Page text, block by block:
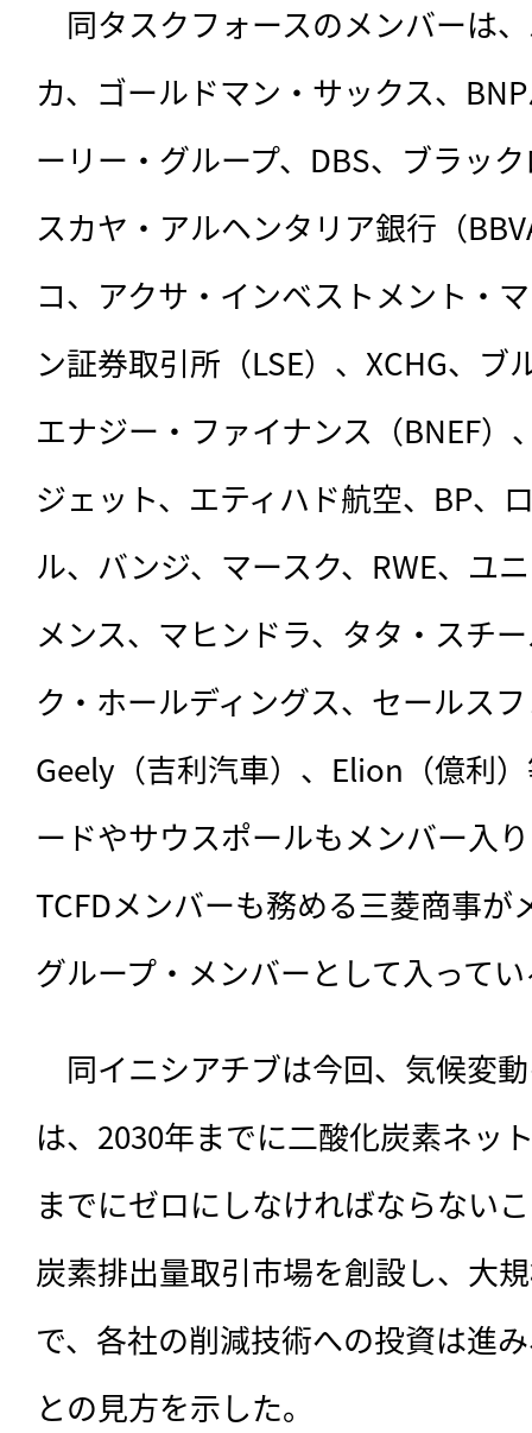
同タスクフォースのメンバーは
カ、ゴールドマン・サックス、
ーリー・グループ、DBS、ブラッ
スカヤ・アルヘンタリア銀行（
コ、アクサ・インベストメント・
ン証券取引所（LSE）、XCHG、ブ
エナジー・ファイナンス（BNEF）
ジェット、エティハド航空、BP、
ル、バンジ、マースク、RWE、ユ
メンス、マヒンドラ、タタ・スチ
ク・ホールディングス、セールス
Geely（吉利汽車）、Elion（億利
ードやサウスポールもメンバー入
TCFDメンバーも務める三菱商事が
グループ・メンバーとして入って
同イニシアチブは今回、気候変
は、2030年までに二酸化炭素ネッ
までにゼロにしなければならない
炭素排出量取引市場を創設し、大
で、各社の削減技術への投資は進
との見方を示した。